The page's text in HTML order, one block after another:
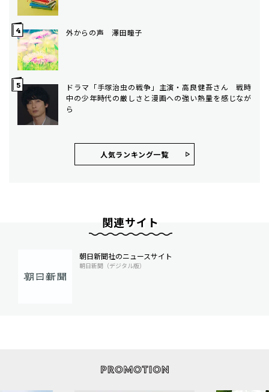
外からの声 澤田瞳子
ドラマ「手塚治虫の戦争」主演・高良健吾さん 戦時
中の少年時代の厳しさと漫画への強い熱量を感じなが
ら
人気ランキング⼀覧
関連サイト
朝日新聞社のニュースサイト
朝日新聞（デジタル版）